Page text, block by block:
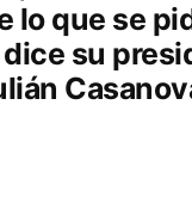
lo que se
dice su